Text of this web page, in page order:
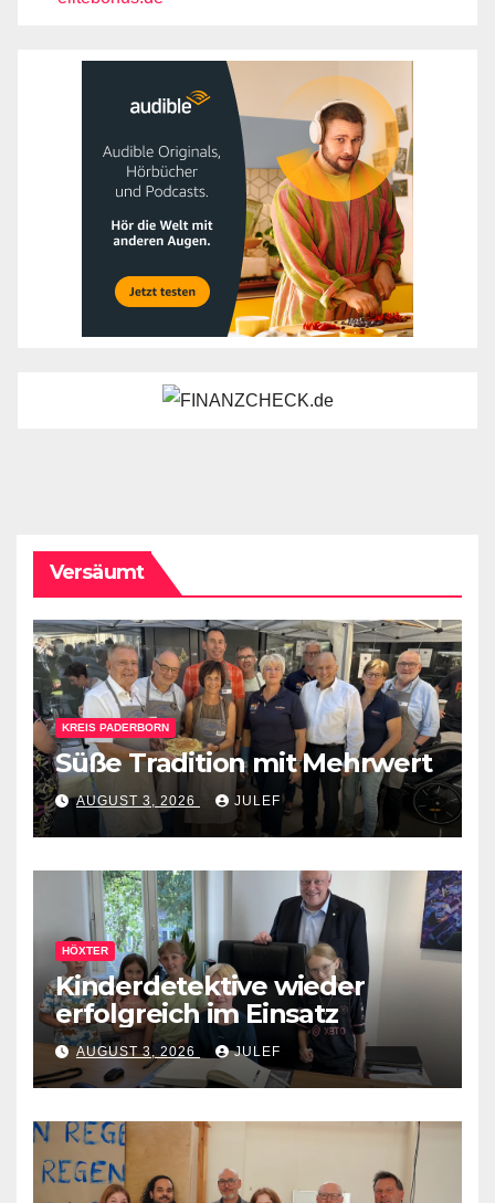
Versäumt
KREIS PADERBORN
Süße Tradition mit Mehrwert
AUGUST 3, 2026 JULEF
HÖXTER
Kinderdetektive wieder
erfolgreich im Einsatz
AUGUST 3, 2026 JULEF